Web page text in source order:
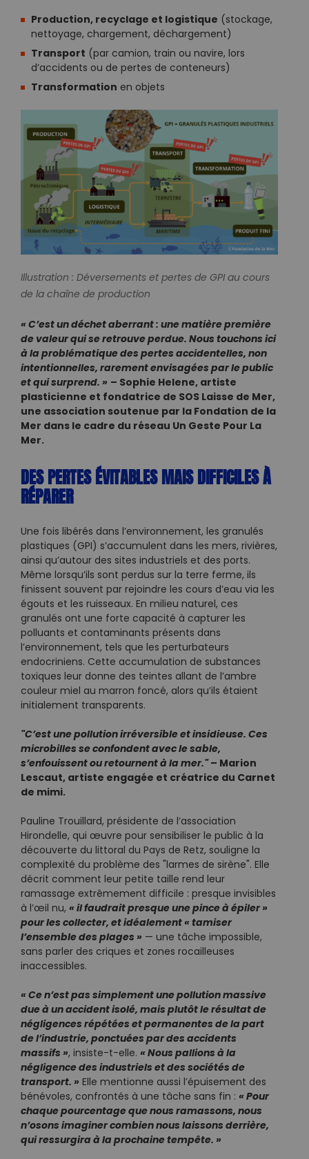
Production, recyclage et logistique (stockage,
nettoyage, chargement, déchargement)
Transport (par camion, train ou navire, lors
d’accidents ou de pertes de conteneurs)
Transformation en objets
Illustration : Déversements et pertes de GPI au cours
de la chaîne de production
« C’est un déchet aberrant : une matière première
de valeur qui se retrouve perdue. Nous touchons ici
à la problématique des pertes accidentelles, non
intentionnelles, rarement envisagées par le public
et qui surprend. » – Sophie Helene, artiste
plasticienne et fondatrice de SOS Laisse de Mer,
une association soutenue par la Fondation de la
Mer dans le cadre du réseau Un Geste Pour La
Mer.
DES PERTES ÉVITABLES MAIS DIFFICILES À
RÉPARER
Une fois libérés dans l’environnement, les granulés
plastiques (GPI) s’accumulent dans les mers, rivières,
ainsi qu’autour des sites industriels et des ports.
Même lorsqu’ils sont perdus sur la terre ferme, ils
finissent souvent par rejoindre les cours d’eau via les
égouts et les ruisseaux. En milieu naturel, ces
granulés ont une forte capacité à capturer les
polluants et contaminants présents dans
l’environnement, tels que les perturbateurs
endocriniens. Cette accumulation de substances
toxiques leur donne des teintes allant de l’ambre
couleur miel au marron foncé, alors qu’ils étaient
initialement transparents.
"C’est une pollution irréversible et insidieuse. Ces
microbilles se confondent avec le sable,
s’enfouissent ou retournent à la mer."– Marion
Lescaut, artiste engagée et créatrice du Carnet
de mimi.
Pauline Trouillard, présidente de l’association
Hirondelle, qui œuvre pour sensibiliser le public à la
découverte du littoral du Pays de Retz, souligne la
complexité du problème des "larmes de sirène". Elle
décrit comment leur petite taille rend leur
ramassage extrêmement difficile : presque invisibles
à l’œil nu, « il faudrait presque une pince à épiler »
pour les collecter, et idéalement « tamiser
l’ensemble des plages » — une tâche impossible,
sans parler des criques et zones rocailleuses
inaccessibles.
« Ce n’est pas simplement une pollution massive
due à un accident isolé, mais plutôt le résultat de
négligences répétées et permanentes de la part
de l’industrie, ponctuées par des accidents
massifs », insiste-t-elle. « Nous pallions à la
négligence des industriels et des sociétés de
transport. » Elle mentionne aussi l’épuisement des
bénévoles, confrontés à une tâche sans fin : « Pour
chaque pourcentage que nous ramassons, nous
n’osons imaginer combien nous laissons derrière,
qui ressurgira à la prochaine tempête. »